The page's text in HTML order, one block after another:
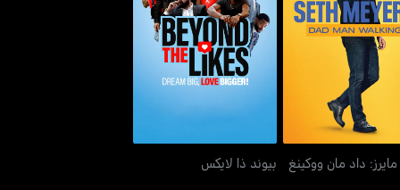
داد مان ووكينغ
داد مان ووكينغ
بيوند ذا لايكس
بيوند ذا لايكس